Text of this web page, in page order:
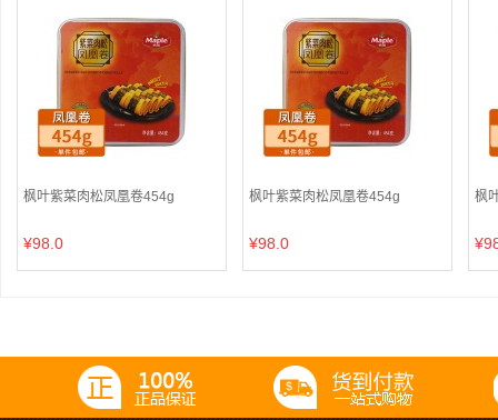
枫叶紫菜肉松凤凰卷454g
¥98.0
枫叶紫菜肉松凤凰卷454g
¥98.0
枫